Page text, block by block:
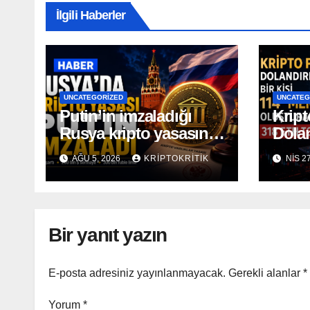
İlgili Haberler
UNCATEGORIZED
Putin’in imzaladığı
Rusya kripto yasasının
kapsamı açıklandı
AĞU 5, 2026 KRIPTOKRITIK
114
NIS
Bir yanıt yazın
E-posta adresiniz yayınlanmayacak. Gerekli alanlar *
Yorum *